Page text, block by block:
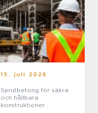
15. juli 2026
Sprutbetong för säkra
och hållbara
konstruktioner